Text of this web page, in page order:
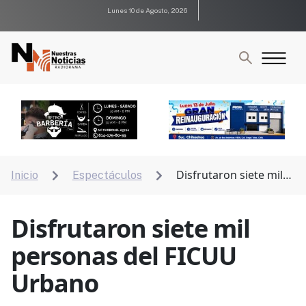
Lunes 10 de Agosto, 2026
Inicio  Espectáculos 
Disfrutaron siete mil
Disfrutaron siete mil
personas del FICUU
Urbano